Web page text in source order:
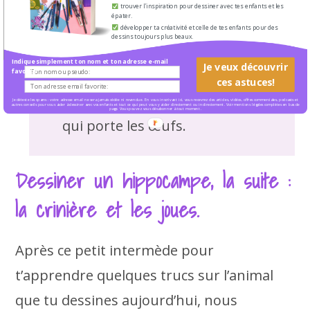
d’aspirer sa nourriture
comme avec une paille.
L’hippocampe est le seul
animal chez qui c’est le mâle
qui porte les œufs.
Dessiner un hippocampe, la suite :
la crinière et les joues.
Après ce petit intermède pour
t’apprendre quelques trucs sur l’animal
que tu dessines aujourd’hui, nous
Je déteste les spams : votre adresse email ne sera jamais cédée ni revendue. En vous inscrivant ici, vous recevrez des articles, vidéos, offres commerciales, podcasts et
autres conseils pour vous aider à dessiner avec vos enfants et tout ce qui peut vous y aider directement ou indirectement. Voir mentions légales complètes en bas de
page. Vous pouvez vous désabonner à tout moment.
Je veux découvrir
ces astuces!
Indique simplement ton nom et ton adresse e-mail
favorite:
trouver l'inspiration pour dessiner avec tes enfants et les
épater.
développer ta créativité et celle de tes enfants pour des
dessins toujours plus beaux.